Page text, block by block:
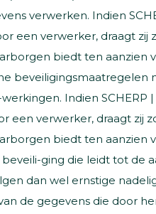
verwerken. Indien
een verwerker, draagt zij
biedt ten aanzien
Indien SCHERP
een verwerker, draagt zij
biedt ten aanzien
ging die leidt tot de
dan wel ernstige
de gegevens die door